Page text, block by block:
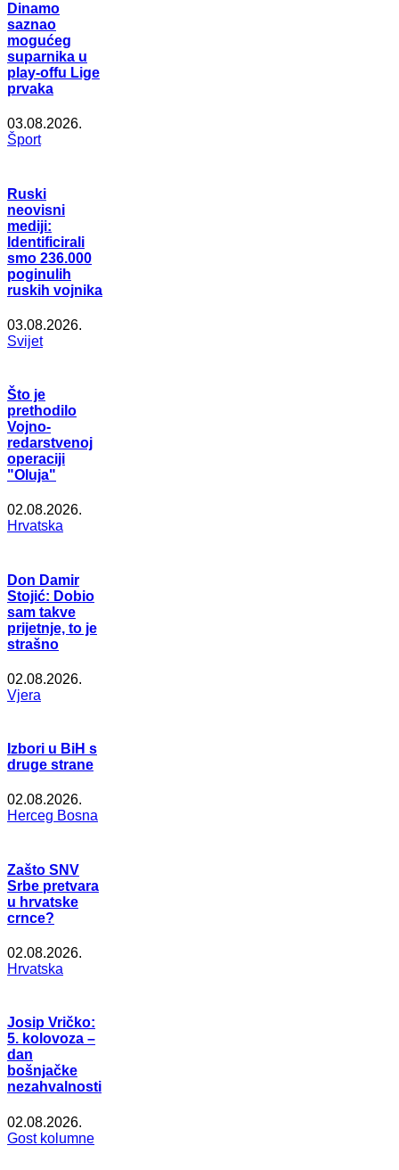
Dinamo
saznao
mogućeg
suparnika u
play-offu Lige
prvaka
03.08.2026.
Šport
Ruski
neovisni
mediji:
Identificirali
smo 236.000
poginulih
ruskih vojnika
03.08.2026.
Svijet
Što je
prethodilo
Vojno-
redarstvenoj
operaciji
"Oluja"
02.08.2026.
Hrvatska
Don Damir
Stojić: Dobio
sam takve
prijetnje, to je
strašno
02.08.2026.
Vjera
Izbori u BiH s
druge strane
02.08.2026.
Herceg Bosna
Zašto SNV
Srbe pretvara
u hrvatske
crnce?
02.08.2026.
Hrvatska
Josip Vričko:
5. kolovoza –
dan
bošnjačke
nezahvalnosti
02.08.2026.
Gost kolumne